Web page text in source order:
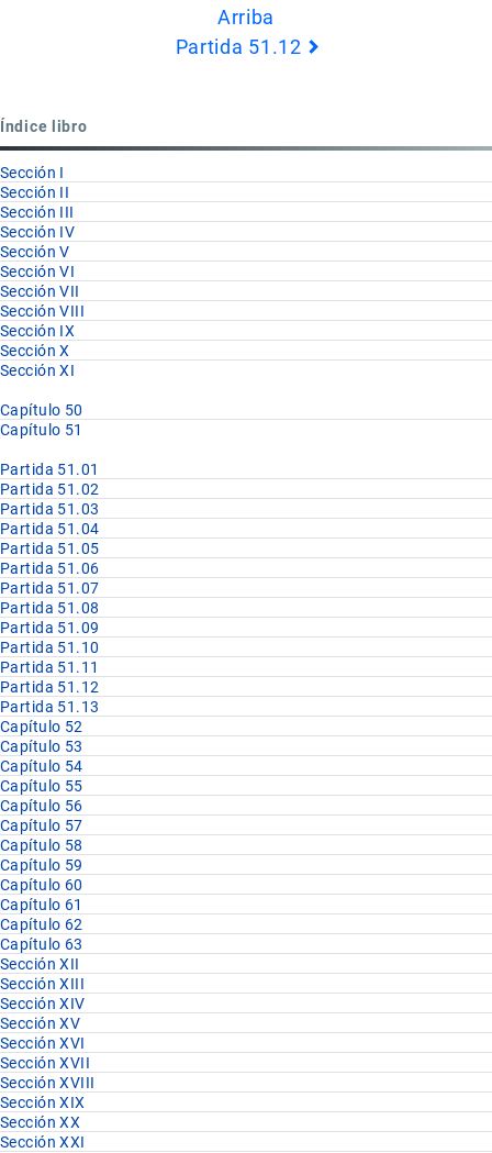
Arriba
Partida 51.12
Índice libro
Sección I
Sección II
Sección III
Sección IV
Sección V
Sección VI
Sección VII
Sección VIII
Sección IX
Sección X
Sección XI
Capítulo 50
Capítulo 51
Partida 51.01
Partida 51.02
Partida 51.03
Partida 51.04
Partida 51.05
Partida 51.06
Partida 51.07
Partida 51.08
Partida 51.09
Partida 51.10
Partida 51.11
Partida 51.12
Partida 51.13
Capítulo 52
Capítulo 53
Capítulo 54
Capítulo 55
Capítulo 56
Capítulo 57
Capítulo 58
Capítulo 59
Capítulo 60
Capítulo 61
Capítulo 62
Capítulo 63
Sección XII
Sección XIII
Sección XIV
Sección XV
Sección XVI
Sección XVII
Sección XVIII
Sección XIX
Sección XX
Sección XXI